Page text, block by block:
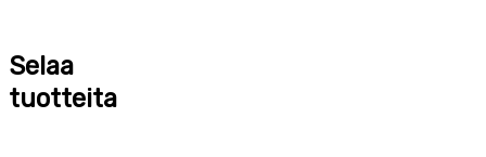
Selaa
tuotteita